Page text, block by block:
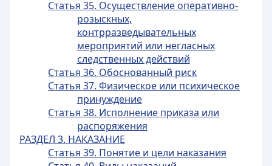
Статья 35. Осуществление оперативно-
розыскных,
контрразведывательных
мероприятий или негласных
следственных действий
Статья 36. Обоснованный риск
Статья 37. Физическое или психическое
принуждение
Статья 38. Исполнение приказа или
распоряжения
РАЗДЕЛ 3. НАКАЗАНИЕ
Статья 39. Понятие и цели наказания